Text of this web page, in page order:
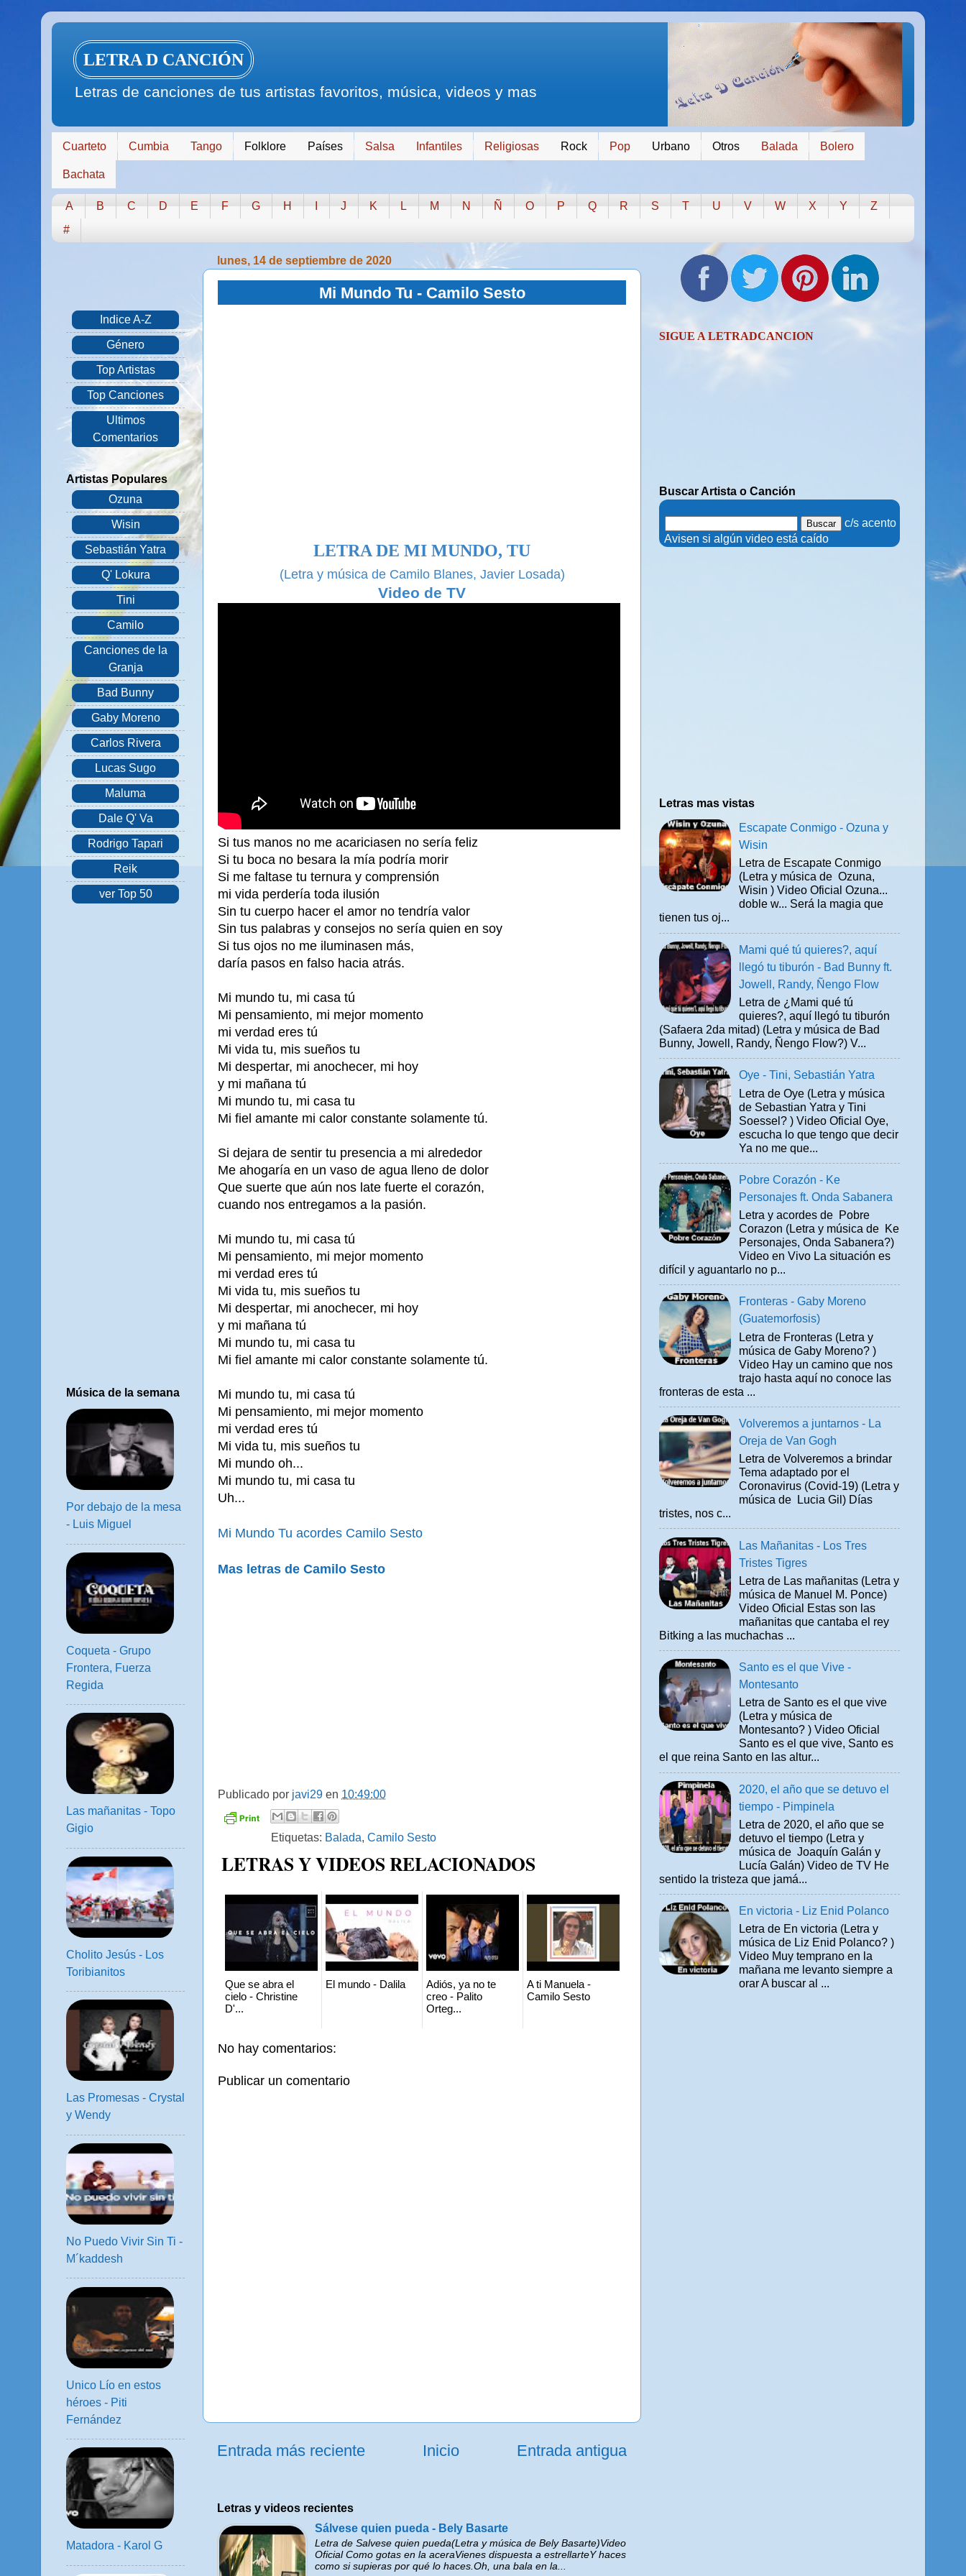
LETRA D CANCIÓN
Letras de canciones de tus artistas favoritos, música, videos y mas
Cuarteto Cumbia Tango Folklore Países Salsa Infantiles Religiosas Rock Pop Urbano Otros Balada Bolero
Bachata
A B C D E F G H J K L M N Ñ O P Q R S T U V W X Y
Z
#
lunes, 14 de septiembre de 2020
Mi Mundo Tu - Camilo Sesto
LETRA DE MI MUNDO, TU
(Letra y música de Camilo Blanes, Javier Losada)
Video de TV
Si tus manos no me acariciasen no sería feliz
Si tu boca no besara la mía podría morir
Si me faltase tu ternura y comprensión
mi vida perdería toda ilusión
Sin tu cuerpo hacer el amor no tendría valor
Sin tus palabras y consejos no sería quien en soy
Si tus ojos no me iluminasen más,
daría pasos en falso hacia atrás.
Mi mundo tu, mi casa tú
Mi pensamiento, mi mejor momento
mi verdad eres tú
Mi vida tu, mis sueños tu
Mi despertar, mi anochecer, mi hoy
y mi mañana tú
Mi mundo tu, mi casa tu
Mi fiel amante mi calor constante solamente tú.
Si dejara de sentir tu presencia a mi alrededor
Me ahogaría en un vaso de agua lleno de dolor
Que suerte que aún nos late fuerte el corazón,
cuando nos entregamos a la pasión.
Mi mundo tu, mi casa tú
Mi pensamiento, mi mejor momento
mi verdad eres tú
Mi vida tu, mis sueños tu
Mi despertar, mi anochecer, mi hoy
y mi mañana tú
Mi mundo tu, mi casa tu
Mi fiel amante mi calor constante solamente tú.
Mi mundo tu, mi casa tú
Mi pensamiento, mi mejor momento
mi verdad eres tú
Mi vida tu, mis sueños tu
Mi mundo oh...
Mi mundo tu, mi casa tu
Uh...
Mi Mundo Tu acordes Camilo Sesto
Mas letras de Camilo Sesto
Publicado por javi29 en 10:49:00
Etiquetas: Balada, Camilo Sesto
LETRAS Y VIDEOS RELACIONADOS
Que se abra el
cielo - Christine
D'...
El mundo - Dalila
Adiós, ya no te
creo - Palito
Orteg...
A ti Manuela -
Camilo Sesto
No hay comentarios:
Publicar un comentario
Entrada más reciente Entrada antigua
Inicio
Letras y videos recientes
Sálvese quien pueda - Bely Basarte
Letra de Salvese quien pueda(Letra y música de Bely Basarte)Video
Oficial Como gotas en la aceraVienes dispuesta a estrellarteY haces
como si supieras por qué lo haces.Oh, una bala en la...
Indice A-Z
Género
Top Artistas
Top Canciones
Ultimos
Comentarios
Artistas Populares
Ozuna
Wisin
Sebastián Yatra
Q' Lokura
Tini
Camilo
Canciones de la
Granja
Bad Bunny
Gaby Moreno
Carlos Rivera
Lucas Sugo
Maluma
Dale Q' Va
Rodrigo Tapari
Reik
ver Top 50
Música de la semana
Por debajo de la mesa
- Luis Miguel
Coqueta - Grupo
Frontera, Fuerza
Regida
Las mañanitas - Topo
Gigio
Cholito Jesús - Los
Toribianitos
Las Promesas - Crystal
y Wendy
No Puedo Vivir Sin Ti -
M´kaddesh
Unico Lío en estos
héroes - Piti
Fernández
Matadora - Karol G
SIGUE A LETRADCANCION
Buscar Artista o Canción
c/s acento
. Avisen si algún video está caído
Letras mas vistas
Escapate Conmigo - Ozuna y
Wisin
Letra de Escapate Conmigo
(Letra y música de Ozuna,
Wisin ) Video Oficial Ozuna...
doble w... Será la magia que
tienen tus oj...
Mami qué tú quieres?, aquí
llegó tu tiburón - Bad Bunny ft.
Jowell, Randy, Ñengo Flow
Letra de ¿Mami qué tú
quieres?, aquí llegó tu tiburón
(Safaera 2da mitad) (Letra y música de Bad
Bunny, Jowell, Randy, Ñengo Flow?) V...
Oye - Tini, Sebastián Yatra
Letra de Oye (Letra y música
de Sebastian Yatra y Tini
Soessel? ) Video Oficial Oye,
escucha lo que tengo que decir
Ya no me que...
Pobre Corazón - Ke
Personajes ft. Onda Sabanera
Letra y acordes de Pobre
Corazon (Letra y música de Ke
Personajes, Onda Sabanera?)
Video en Vivo La situación es
difícil y aguantarlo no p...
Fronteras - Gaby Moreno
(Guatemorfosis)
Letra de Fronteras (Letra y
música de Gaby Moreno? )
Video Hay un camino que nos
trajo hasta aquí no conoce las
fronteras de esta ...
Volveremos a juntarnos - La
Oreja de Van Gogh
Letra de Volveremos a brindar
Tema adaptado por el
Coronavirus (Covid-19) (Letra y
música de Lucia Gil) Días
tristes, nos c...
Las Mañanitas - Los Tres
Tristes Tigres
Letra de Las mañanitas (Letra y
música de Manuel M. Ponce)
Video Oficial Estas son las
mañanitas que cantaba el rey
Bitking a las muchachas ...
Santo es el que Vive -
Montesanto
Letra de Santo es el que vive
(Letra y música de
Montesanto? ) Video Oficial
Santo es el que vive, Santo es
el que reina Santo en las altur...
2020, el año que se detuvo el
tiempo - Pimpinela
Letra de 2020, el año que se
detuvo el tiempo (Letra y
música de Joaquín Galán y
Lucía Galán) Video de TV He
sentido la tristeza que jamá...
En victoria - Liz Enid Polanco
Letra de En victoria (Letra y
música de Liz Enid Polanco? )
Video Muy temprano en la
mañana me levanto siempre a
orar A buscar al ...